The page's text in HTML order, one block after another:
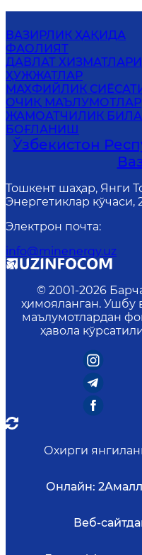
ВАЗИРЛИК ҲАҚИДА
ФАОЛИЯТ
ДАВЛАТ ХИЗМАТЛАРИ
ҲУЖЖАТЛАР
МАХФИЙЛИК
ОЧИҚ МАЪЛУМОТЛАР
ЖАМОАТЧИЛИК
БОҒЛАНИШ
Ўзбекистон
Тошкент шаҳар, Янги
Энергетиклар кўчаси,
Электрон почта:
info@minenergy.uz
© 2001-2026
ҳимояланган. Ушбу
маълумотлардан
ҳавола
Охирги
Онлайн: 2
Веб-